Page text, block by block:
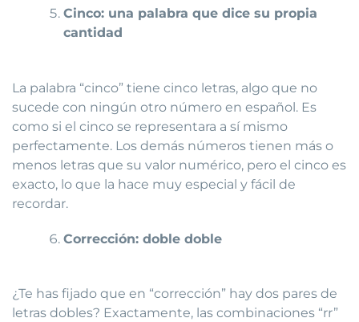
Cinco: una palabra que dice su propia
cantidad
La palabra “cinco” tiene cinco letras, algo que no
sucede con ningún otro número en español. Es
como si el cinco se representara a sí mismo
perfectamente. Los demás números tienen más o
menos letras que su valor numérico, pero el cinco es
exacto, lo que la hace muy especial y fácil de
recordar.
Corrección: doble doble
¿Te has fijado que en “corrección” hay dos pares de
letras dobles? Exactamente, las combinaciones “rr”